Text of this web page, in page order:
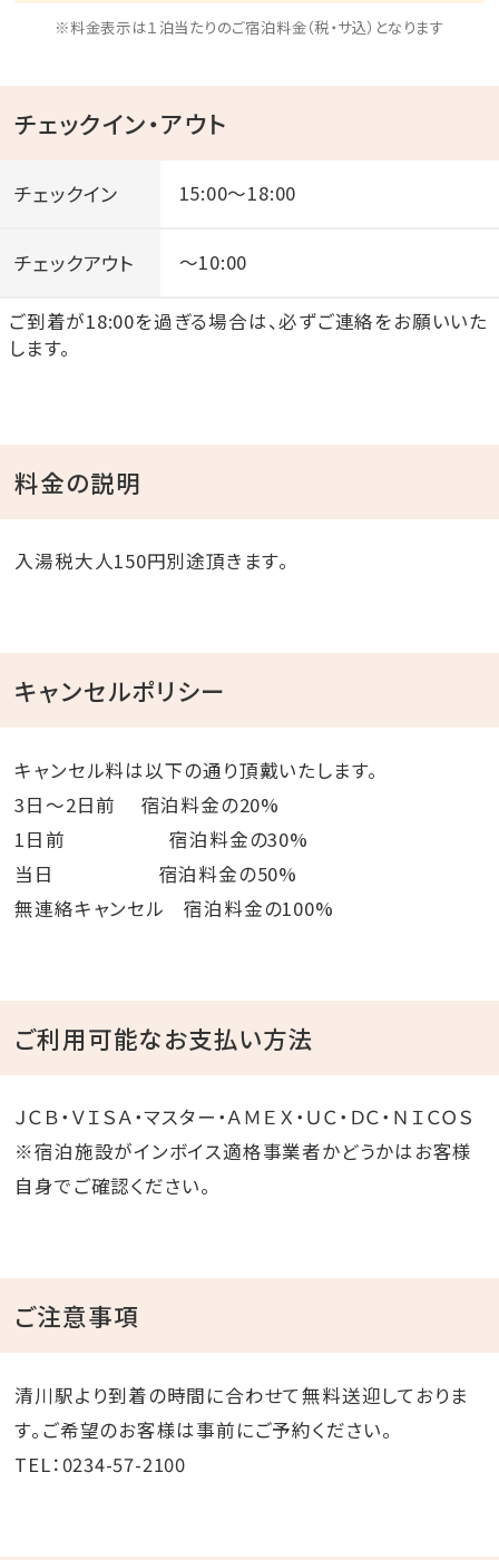
※料金表示は１泊当たりのご宿泊料金（税・サ込）となります
チェックイン・アウト
チェックイン 15:00～18:00
チェックアウト ～10:00
ご到着が18:00を過ぎる場合は、必ずご連絡をお願いいた
します。
料金の説明
入湯税大人150円別途頂きます。
キャンセルポリシー
キャンセル料は以下の通り頂戴いたします。
3日～2日前 宿泊料金の20%
1日前 宿泊料金の30%
当日 宿泊料金の50%
無連絡キャンセル 宿泊料金の100%
ご利用可能なお支払い方法
ＪＣＢ・ＶＩＳＡ・マスター・ＡＭＥＸ・ＵＣ・ＤＣ・ＮＩＣＯＳ
※宿泊施設がインボイス適格事業者かどうかはお客様
自身でご確認ください。
ご注意事項
清川駅より到着の時間に合わせて無料送迎しておりま
す。ご希望のお客様は事前にご予約ください。
TEL：0234-57-2100